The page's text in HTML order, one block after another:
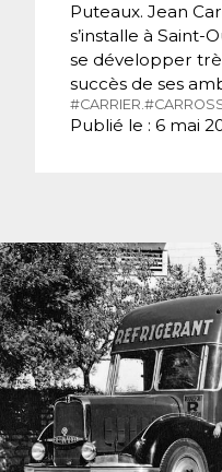
Puteaux. Jean
s’installe à Saint-
se développer
succès de ses
#CARRIER.
Publié le : 6 mai